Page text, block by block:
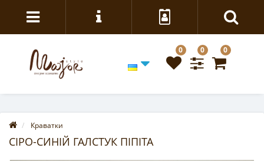
0 0 0
Краватки
СІРО-СИНІЙ ГАЛСТУК ПІПІТА